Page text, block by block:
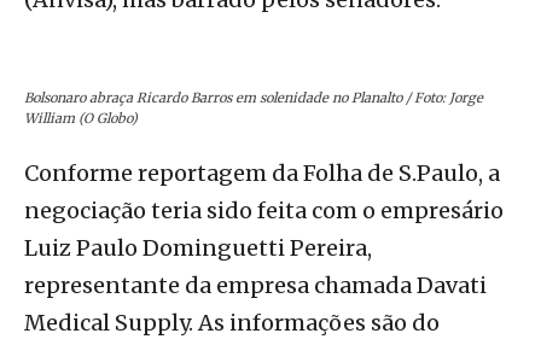
Bolsonaro abraça Ricardo Barros em solenidade no Planalto / Foto: Jorge
William (O Globo)
Conforme reportagem da Folha de S.Paulo, a
negociação teria sido feita com o empresário
Luiz Paulo Dominguetti Pereira,
representante da empresa chamada Davati
Medical Supply. As informações são do